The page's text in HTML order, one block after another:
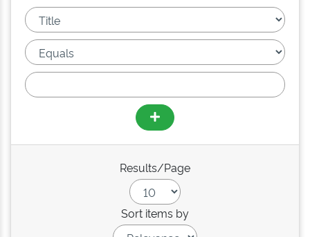
Results/Page
Sort items by